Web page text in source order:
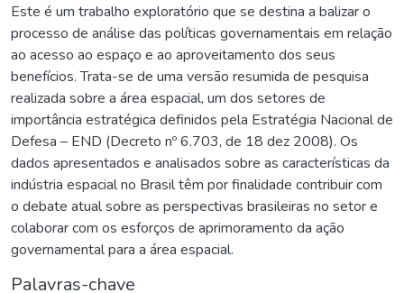
Este é um trabalho exploratório que se destina a balizar o
processo de análise das políticas governamentais em relação
ao acesso ao espaço e ao aproveitamento dos seus
benefícios. Trata-se de uma versão resumida de pesquisa
realizada sobre a área espacial, um dos setores de
importância estratégica definidos pela Estratégia Nacional de
Defesa – END (Decreto nº 6.703, de 18 dez 2008). Os
dados apresentados e analisados sobre as características da
indústria espacial no Brasil têm por finalidade contribuir com
o debate atual sobre as perspectivas brasileiras no setor e
colaborar com os esforços de aprimoramento da ação
governamental para a área espacial.
Palavras-chave